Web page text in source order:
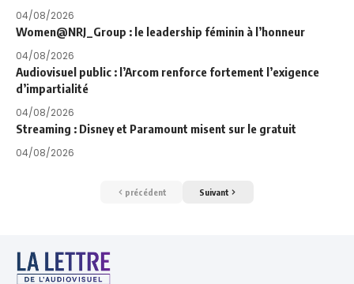
04/08/2026
Women@NRJ_Group : le leadership féminin à l’honneur
04/08/2026
Audiovisuel public : l’Arcom renforce fortement l’exigence
d’impartialité
04/08/2026
Streaming : Disney et Paramount misent sur le gratuit
04/08/2026
précédent Suivant